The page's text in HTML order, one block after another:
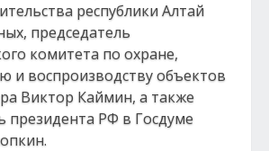
республики Алтай
председатель
комитета по охране,
и воспроизводству объектов
Виктор Каймин, а также
президента РФ в Госдуме